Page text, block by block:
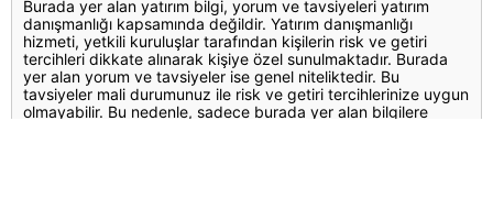
Burada yer alan yatırım bilgi, yorum ve tavsiyeleri yatırım
danışmanlığı kapsamında değildir. Yatırım danışmanlığı
hizmeti, yetkili kuruluşlar tarafından kişilerin risk ve getiri
tercihleri dikkate alınarak kişiye özel sunulmaktadır. Burada
yer alan yorum ve tavsiyeler ise genel niteliktedir. Bu
tavsiyeler mali durumunuz ile risk ve getiri tercihlerinize uygun
olmayabilir. Bu nedenle, sadece burada yer alan bilgilere